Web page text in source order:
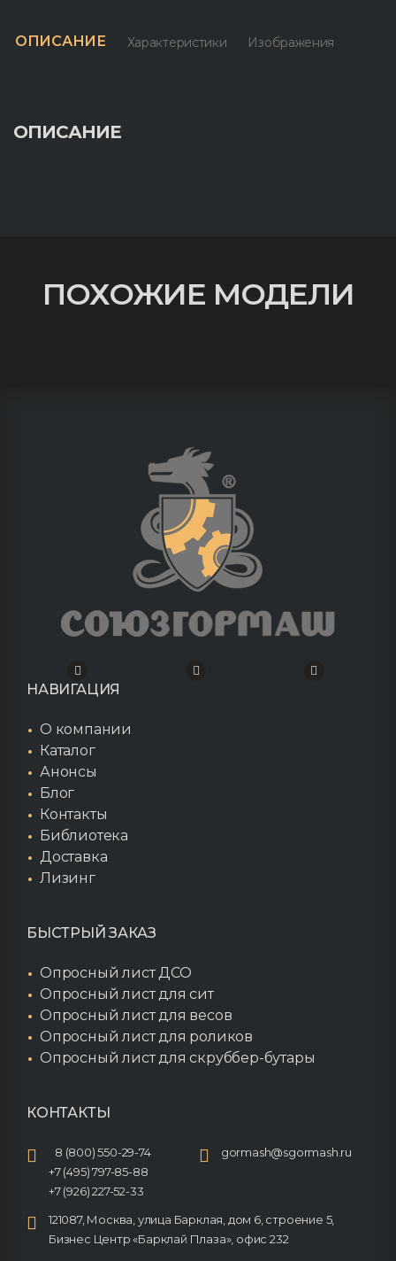
ОПИСАНИЕ Характеристики Изображения
ОПИСАНИЕ
ПОХОЖИЕ МОДЕЛИ
НАВИГАЦИЯ
О компании
Каталог
Анонсы
Блог
Контакты
Библиотека
Доставка
Лизинг
БЫСТРЫЙ ЗАКАЗ
Опросный лист ДСО
Опросный лист для сит
Опросный лист для весов
Опросный лист для роликов
Опросный лист для скруббер-бутары
КОНТАКТЫ
8 (800) 550-29-74
+7 (495) 797-85-88
+7 (926) 227-52-33
gormash@sgormash.ru
121087, Москва, улица Барклая, дом 6, строение 5,
Бизнес Центр «Барклай Плаза», офис 232